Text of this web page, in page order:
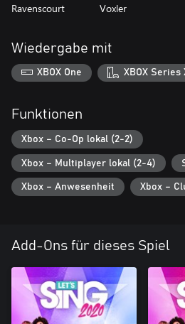
Ravenscourt Voxler
Wiedergabe mit
XBOX One XBOX Series
Funktionen
Xbox – Co-Op lokal (2-2)
Xbox – Multiplayer lokal (2-4)
Xbox – Anwesenheit Xbox –
Add-Ons für dieses Spiel